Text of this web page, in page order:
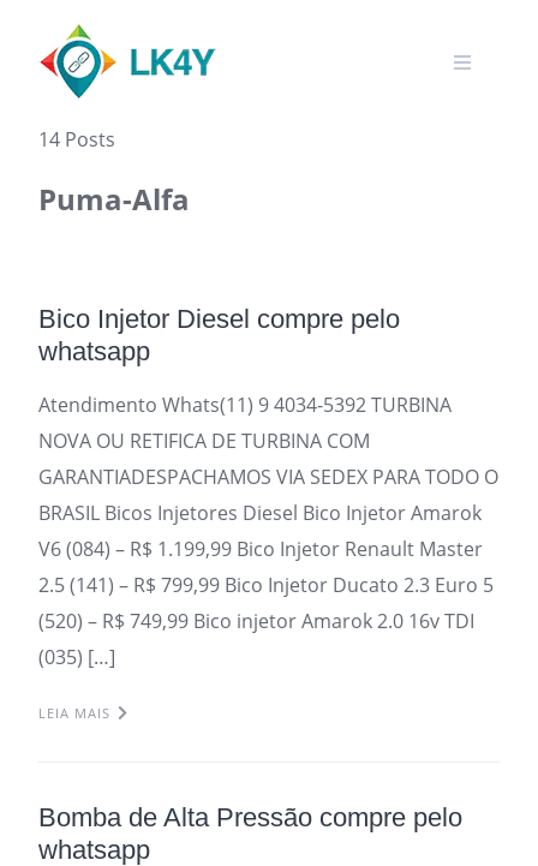
content
14 Posts
Puma-Alfa
Bico Injetor Diesel compre pelo
whatsapp
Atendimento Whats(11) 9 4034-5392 TURBINA
NOVA OU RETIFICA DE TURBINA COM
GARANTIADESPACHAMOS VIA SEDEX PARA TODO O
BRASIL Bicos Injetores Diesel Bico Injetor Amarok
V6 (084) – R$ 1.199,99 Bico Injetor Renault Master
2.5 (141) – R$ 799,99 Bico Injetor Ducato 2.3 Euro 5
(520) – R$ 749,99 Bico injetor Amarok 2.0 16v TDI
(035) […]
LEIA MAIS
Bomba de Alta Pressão compre pelo
whatsapp